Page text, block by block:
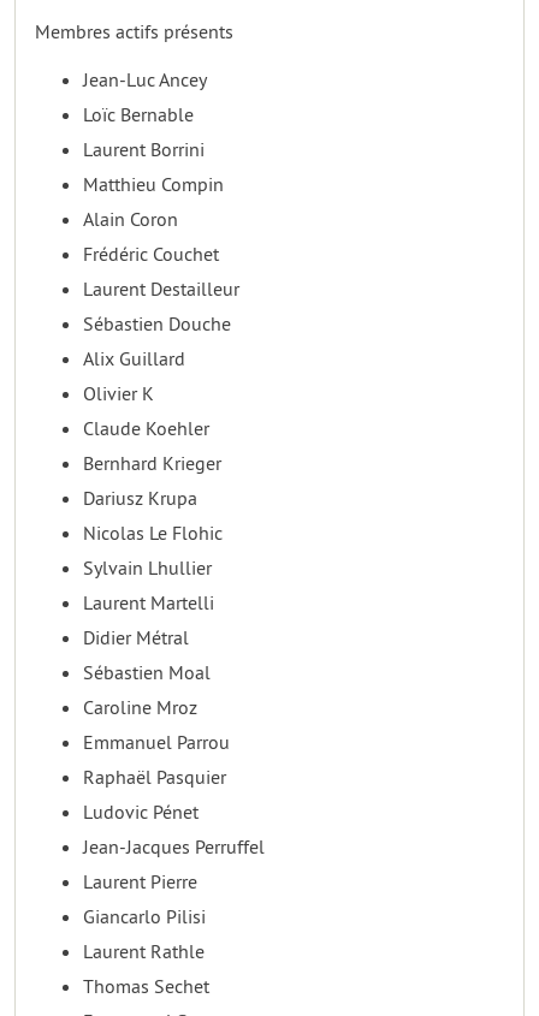
Membres actifs présents
Jean-Luc Ancey
Loïc Bernable
Laurent Borrini
Matthieu Compin
Alain Coron
Frédéric Couchet
Laurent Destailleur
Sébastien Douche
Alix Guillard
Olivier K
Claude Koehler
Bernhard Krieger
Dariusz Krupa
Nicolas Le Flohic
Sylvain Lhullier
Laurent Martelli
Didier Métral
Sébastien Moal
Caroline Mroz
Emmanuel Parrou
Raphaël Pasquier
Ludovic Pénet
Jean-Jacques Perruffel
Laurent Pierre
Giancarlo Pilisi
Laurent Rathle
Thomas Sechet